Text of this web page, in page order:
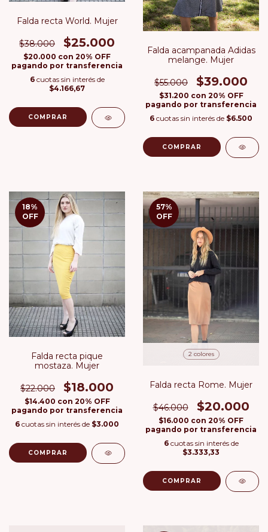
Falda recta World. Mujer
$38.000 $25.000
$20.000 con 20% OFF
pagando por transferencia
6 cuotas sin interés de
$4.166,67
COMPRAR
Falda acampanada Adidas
melange. Mujer
$55.000 $39.000
$31.200 con 20% OFF
pagando por transferencia
6 cuotas sin interés de $6.500
COMPRAR
18%
OFF
Falda recta pique
mostaza. Mujer
$22.000 $18.000
$14.400 con 20% OFF
pagando por transferencia
6 cuotas sin interés de $3.000
COMPRAR
57%
OFF
2 colores
Falda recta Rome. Mujer
$46.000 $20.000
$16.000 con 20% OFF
pagando por transferencia
6 cuotas sin interés de
$3.333,33
COMPRAR